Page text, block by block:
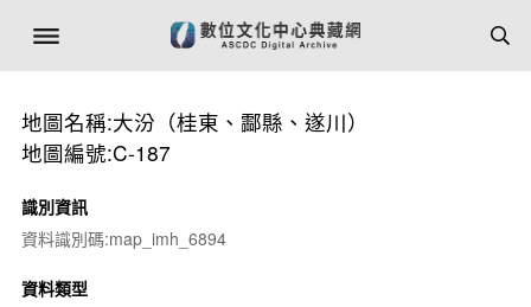
地圖名稱:大汾（桂東、酃縣、遂川）
地圖編號:C-187
識別資訊
資料識別碼:map_imh_6894
資料類型